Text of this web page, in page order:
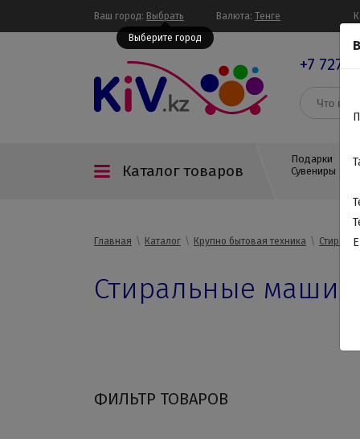
Ваш город: Выбрать Валюта: Тенге
+7 727
Каталог товаров
Подарки
Сувениры
Главная Каталог Крупно бытовая техника
Стиральные
ФИЛЬТР ТОВАРОВ
Выберите город